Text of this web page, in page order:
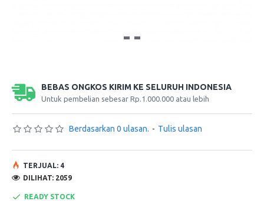
BEBAS ONGKOS KIRIM KE SELURUH INDONESIA
Untuk pembelian sebesar Rp.1.000.000 atau lebih
Berdasarkan 0 ulasan. - Tulis ulasan
READY STOCK
TERJUAL: 4
DILIHAT: 2059